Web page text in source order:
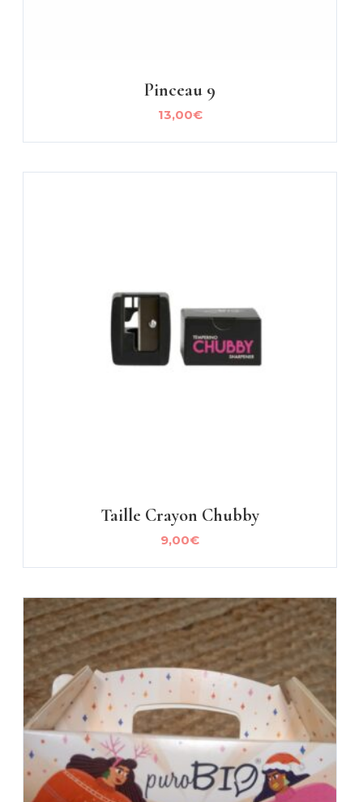
Pinceau 9
13,00€
Taille Crayon Chubby
9,00€